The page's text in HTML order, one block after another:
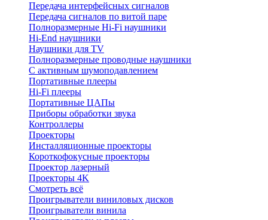
Передача интерфейсных сигналов
Передача сигналов по витой паре
Полноразмерные Hi-Fi наушники
Hi-End наушники
Наушники для TV
Полноразмерные проводные наушники
С активным шумоподавлением
Портативные плееры
Hi-Fi плееры
Портативные ЦАПы
Приборы обработки звука
Контроллеры
Проекторы
Инсталляционные проекторы
Короткофокусные проекторы
Проектор лазерный
Проекторы 4K
Смотреть всё
Проигрыватели виниловых дисков
Проигрыватели винила